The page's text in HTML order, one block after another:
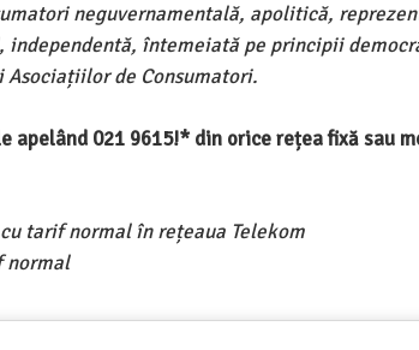
neguvernamentală, apolitică,
întemeiată pe principii
de Consumatori.
021 9615!* din orice rețea fixă sau
tarif normal în rețeaua Telekom
normal